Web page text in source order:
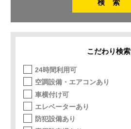
こだわり検索
24時間利用可
空調設備・エアコンあり
車横付け可
エレベーターあり
防犯設備あり